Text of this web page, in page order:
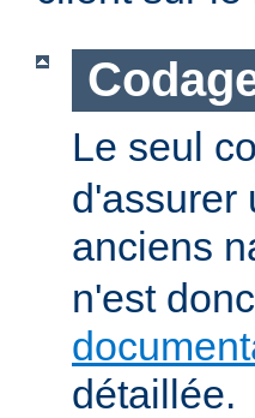
Le seul
d'assurer
anciens
n'est
détaillée.